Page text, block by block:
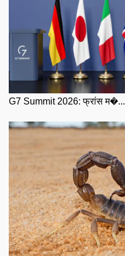
G7 Summit 2026: फ्रांस म�...